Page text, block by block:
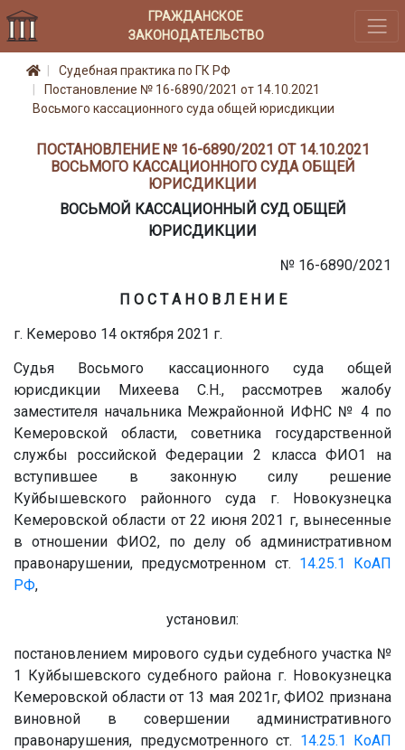
ГРАЖДАНСКОЕ
ЗАКОНОДАТЕЛЬСТВО
Судебная практика по ГК РФ
Постановление № 16-6890/2021 от 14.10.2021
Восьмого кассационного суда общей юрисдикции
ПОСТАНОВЛЕНИЕ № 16-6890/2021 ОТ 14.10.2021
ВОСЬМОГО КАССАЦИОННОГО СУДА ОБЩЕЙ
ЮРИСДИКЦИИ
ВОСЬМОЙ КАССАЦИОННЫЙ СУД ОБЩЕЙ
ЮРИСДИКЦИИ
№ 16-6890/2021
П О С Т А Н О В Л Е Н И Е
г. Кемерово 14 октября 2021 г.
Судья Восьмого кассационного суда общей
юрисдикции Михеева С.Н., рассмотрев жалобу
заместителя начальника Межрайонной ИФНС № 4 по
Кемеровской области, советника государственной
службы российской Федерации 2 класса ФИО1 на
вступившее в законную силу решение
Куйбышевского районного суда г. Новокузнецка
Кемеровской области от 22 июня 2021 г, вынесенные
в отношении ФИО2, по делу об административном
правонарушении, предусмотренном ст. 14.25.1
КоАП
РФ,
установил:
постановлением мирового судьи судебного участка №
1 Куйбышевского судебного района г. Новокузнецка
Кемеровской области от 13 мая 2021г, ФИО2 признана
виновной в совершении административного
правонарушения, предусмотренного ст. 14.25.1 КоАП